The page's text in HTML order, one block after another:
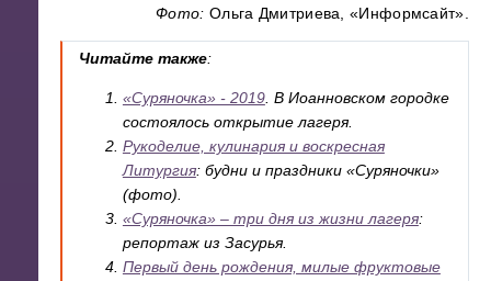
Фото: Ольга Дмитриева, «Информсайт».
Читайте также:
«Суряночка» - 2019. В Иоанновском городке
состоялось открытие лагеря.
Рукоделие, кулинария и воскресная
Литургия: будни и праздники «Суряночки»
(фото).
«Суряночка» – три дня из жизни лагеря:
репортаж из Засурья.
Первый день рождения, милые фруктовые